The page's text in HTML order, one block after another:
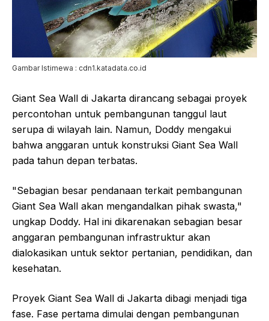
Gambar Istimewa : cdn1.katadata.co.id
Giant Sea Wall di Jakarta dirancang sebagai proyek
percontohan untuk pembangunan tanggul laut
serupa di wilayah lain. Namun, Doddy mengakui
bahwa anggaran untuk konstruksi Giant Sea Wall
pada tahun depan terbatas.
"Sebagian besar pendanaan terkait pembangunan
Giant Sea Wall akan mengandalkan pihak swasta,"
ungkap Doddy. Hal ini dikarenakan sebagian besar
anggaran pembangunan infrastruktur akan
dialokasikan untuk sektor pertanian, pendidikan, dan
kesehatan.
Proyek Giant Sea Wall di Jakarta dibagi menjadi tiga
fase. Fase pertama dimulai dengan pembangunan